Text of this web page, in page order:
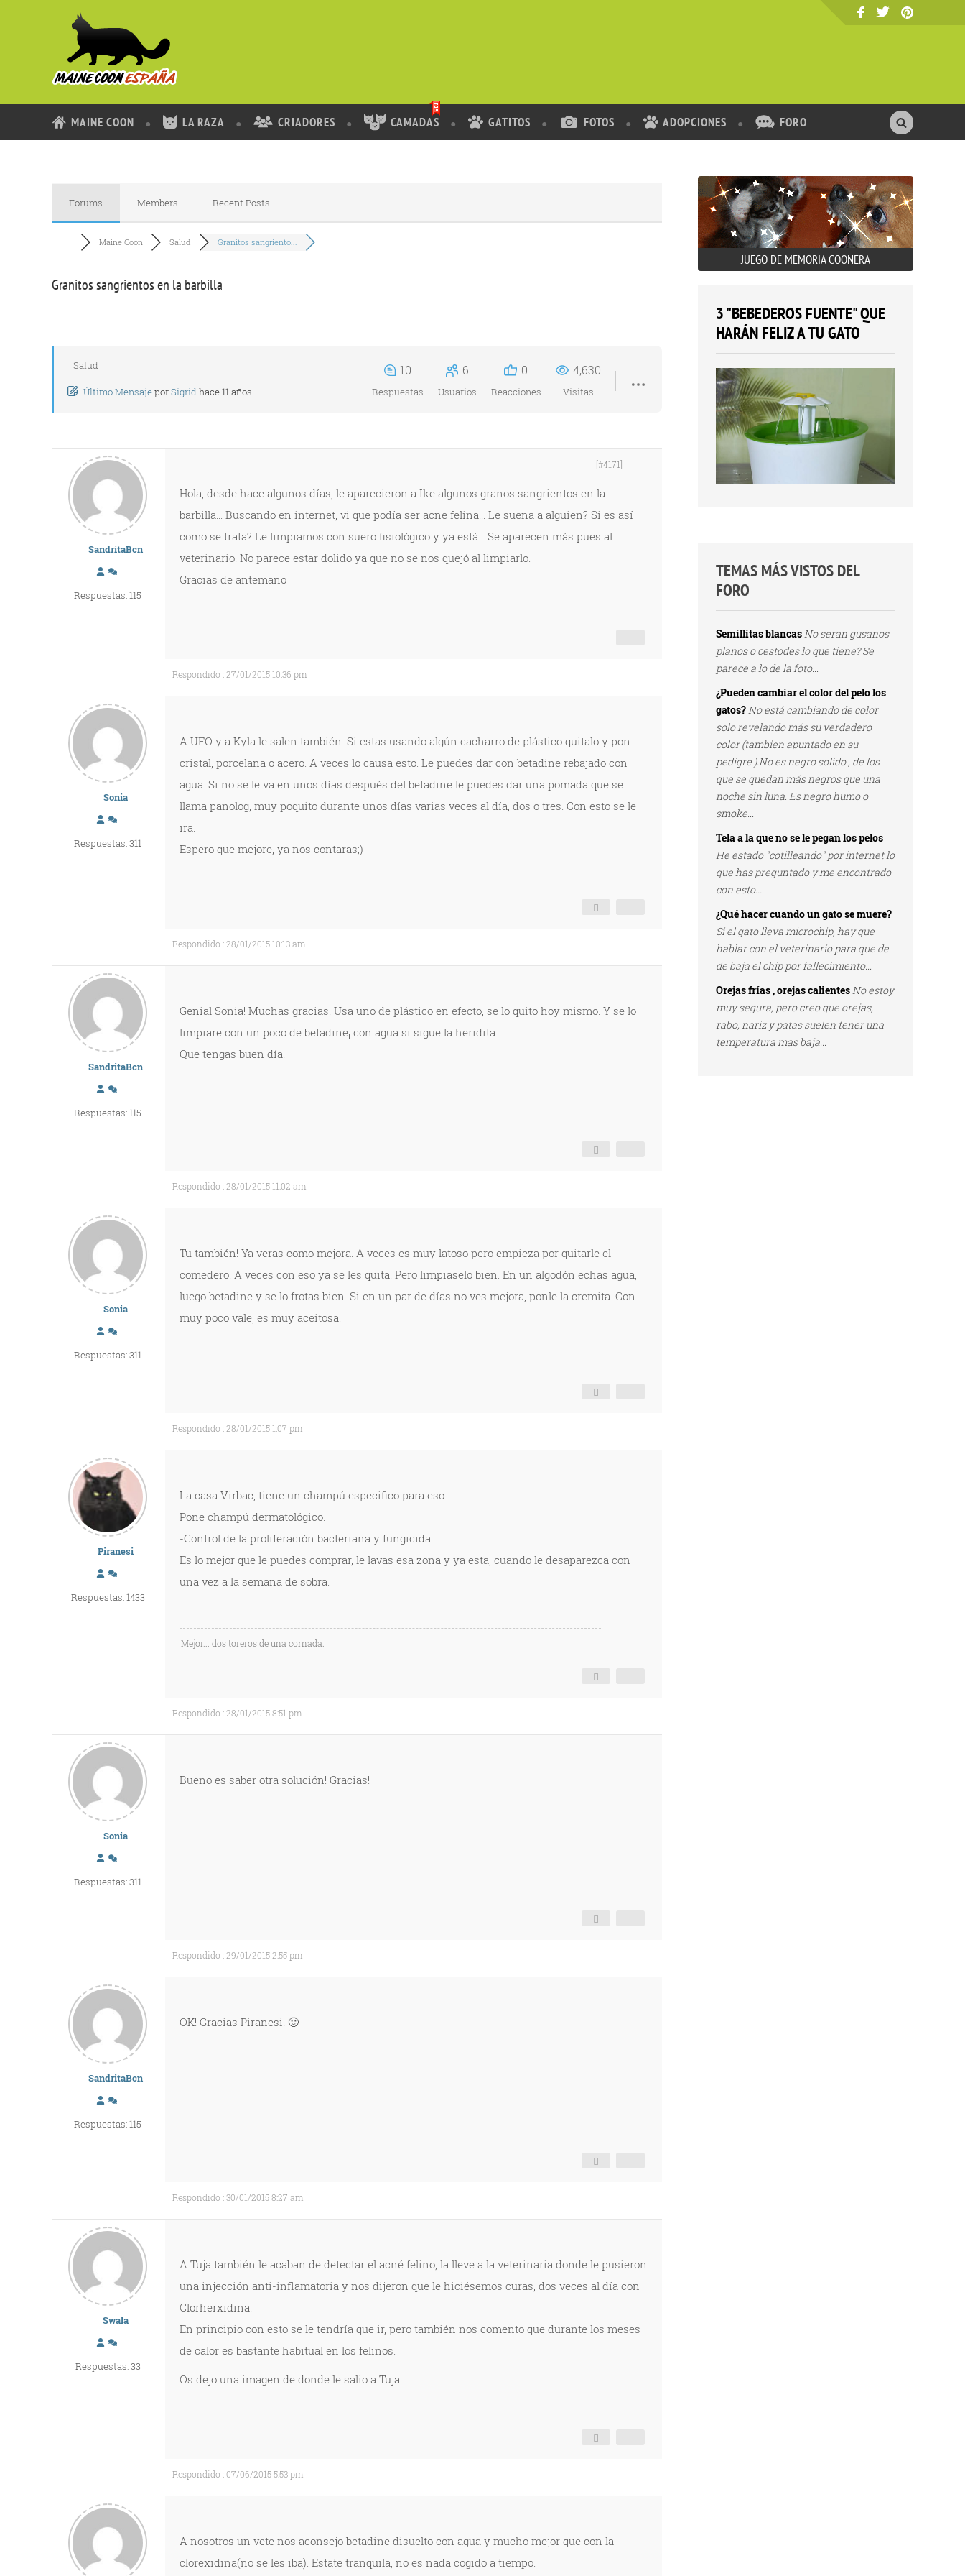
MAINE COON LA RAZA CRIADORES CAMADAS GATITOS FOTOS ADOPCIONES FORO
Forums Members Recent Posts
Maine Coon Salud Granitos sangriento...
Granitos sangrientos en la barbilla
Salud
Último MensajeporSigridhace 11 años
10
Respuestas
6
Usuarios
0
Reacciones
4,630
Visitas
SandritaBcn
Respuestas: 115
[#4171]
Hola, desde hace algunos días, le aparecieron a Ike algunos granos sangrientos en la
barbilla... Buscando en internet, vi que podía ser acne felina... Le suena a alguien? Si es así
como se trata? Le limpiamos con suero fisiológico y ya está... Se aparecen más pues al
veterinario. No parece estar dolido ya que no se nos quejó al limpiarlo.
Gracias de antemano
Respondido : 27/01/2015 10:36 pm
Sonia
Respuestas: 311
A UFO y a Kyla le salen también. Si estas usando algún cacharro de plástico quitalo y pon
cristal, porcelana o acero. A veces lo causa esto. Le puedes dar con betadine rebajado con
agua. Si no se le va en unos días después del betadine le puedes dar una pomada que se
llama panolog, muy poquito durante unos días varias veces al día, dos o tres. Con esto se le
ira.
Espero que mejore, ya nos contaras;)
Respondido : 28/01/2015 10:13 am
SandritaBcn
Respuestas: 115
Genial Sonia! Muchas gracias! Usa uno de plástico en efecto, se lo quito hoy mismo. Y se lo
limpiare con un poco de betadine¡ con agua si sigue la heridita.
Que tengas buen día!
Respondido : 28/01/2015 11:02 am
Sonia
Respuestas: 311
Tu también! Ya veras como mejora. A veces es muy latoso pero empieza por quitarle el
comedero. A veces con eso ya se les quita. Pero limpiaselo bien. En un algodón echas agua,
luego betadine y se lo frotas bien. Si en un par de días no ves mejora, ponle la cremita. Con
muy poco vale, es muy aceitosa.
Respondido : 28/01/2015 1:07 pm
Piranesi
Respuestas: 1433
La casa Virbac, tiene un champú especifico para eso.
Pone champú dermatológico.
-Control de la proliferación bacteriana y fungicida.
Es lo mejor que le puedes comprar, le lavas esa zona y ya esta, cuando le desaparezca con
una vez a la semana de sobra.
Mejor... dos toreros de una cornada.
Respondido : 28/01/2015 8:51 pm
Sonia
Respuestas: 311
Bueno es saber otra solución! Gracias!
Respondido : 29/01/2015 2:55 pm
SandritaBcn
Respuestas: 115
OK! Gracias Piranesi! 🙂
Respondido : 30/01/2015 8:27 am
Swala
Respuestas: 33
A Tuja también le acaban de detectar el acné felino, la lleve a la veterinaria donde le pusieron
una injección anti-inflamatoria y nos dijeron que le hiciésemos curas, dos veces al día con
Clorherxidina.
En principio con esto se le tendría que ir, pero también nos comento que durante los meses
de calor es bastante habitual en los felinos.
Os dejo una imagen de donde le salio a Tuja.
Respondido : 07/06/2015 5:53 pm
A nosotros un vete nos aconsejo betadine disuelto con agua y mucho mejor que con la
clorexidina(no se les iba). Estate tranquila, no es nada cogido a tiempo.
JUEGO DE MEMORIA COONERA
3 "BEBEDEROS FUENTE" QUE
HARÁN FELIZ A TU GATO
TEMAS MÁS VISTOS DEL
FORO
Semillitas blancasNo seran gusanos
planos o cestodes lo que tiene? Se
parece a lo de la foto...
¿Pueden cambiar el color del pelo los
gatos?No está cambiando de color
solo revelando más su verdadero
color (tambien apuntado en su
pedigre ).No es negro solido , de los
que se quedan más negros que una
noche sin luna. Es negro humo o
smoke...
Tela a la que no se le pegan los pelos
He estado "cotilleando" por internet lo
que has preguntado y me encontrado
con esto...
¿Qué hacer cuando un gato se muere?
Si el gato lleva microchip, hay que
hablar con el veterinario para que de
de baja el chip por fallecimiento...
Orejas frías , orejas calientesNo estoy
muy segura, pero creo que orejas,
rabo, nariz y patas suelen tener una
temperatura mas baja...